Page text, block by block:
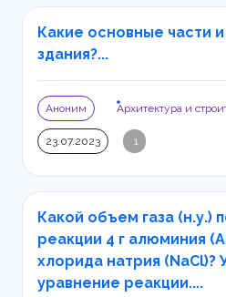
Какие основные части
здания?...
Аноним Архитектура и
23.07.2023 1
Какой объем газа (н.у.)
реакции 4 г алюминия
хлорида натрия (NaCl)?
уравнение реакции....